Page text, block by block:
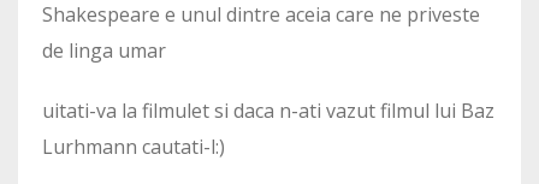
Shakespeare e unul dintre aceia care ne priveste
de linga umar
uitati-va la filmulet si daca n-ati vazut filmul lui Baz
Lurhmann cautati-l:)